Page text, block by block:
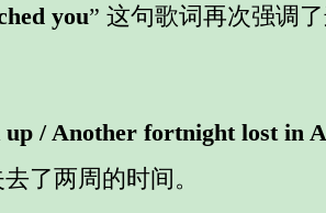
you” 这句歌词再次强调
/ Another fortnight lost in
了两周的时间。